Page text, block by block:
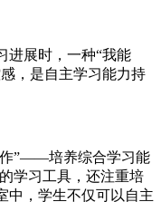
进展时，一种“我能
，是自主学习能力持
作”——培养综合学习能
学习工具，还注重培
中，学生不仅可以自主